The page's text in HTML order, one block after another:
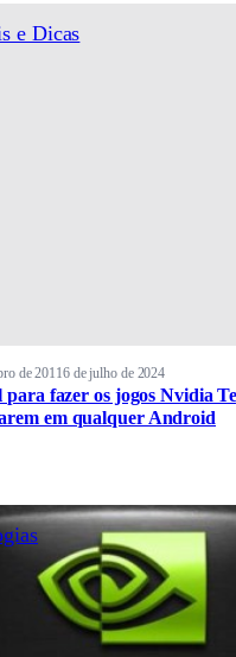
e Dicas
de 20116 de julho de 2024
fazer os jogos Nvidia
em qualquer Android